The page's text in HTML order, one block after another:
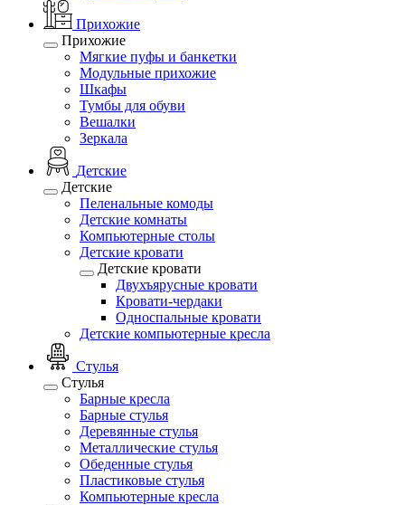
Прихожие
Прихожие
Мягкие пуфы и банкетки
Модульные прихожие
Шкафы
Тумбы для обуви
Вешалки
Зеркала
Детские
Детские
Пеленальные комоды
Детские комнаты
Компьютерные столы
Детские кровати
Детские кровати
Двухъярусные кровати
Кровати-чердаки
Односпальные кровати
Детские компьютерные кресла
Стулья
Стулья
Барные кресла
Барные стулья
Деревянные стулья
Металлические стулья
Обеденные стулья
Пластиковые стулья
Компьютерные кресла